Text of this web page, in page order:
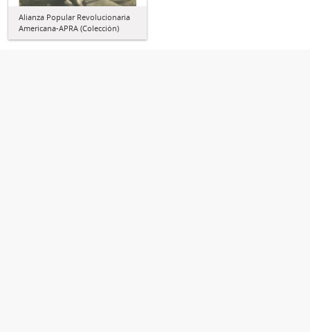
Alianza Popular Revolucionaria
Americana-APRA (Colección)